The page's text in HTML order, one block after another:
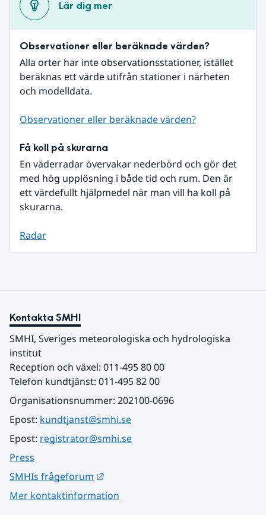
Lär dig mer
Observationer eller beräknade värden?
Alla orter har inte observationsstationer, istället
beräknas ett värde utifrån stationer i närheten
och modelldata.
Observationer eller beräknade värden?
Få koll på skurarna
En väderradar övervakar nederbörd och gör det
med hög upplösning i både tid och rum. Den är
ett värdefullt hjälpmedel när man vill ha koll på
skurarna.
Radar
Kontakta SMHI
SMHI, Sveriges meteorologiska och hydrologiska
institut
Reception och växel: 011-495 80 00
Telefon kundtjänst: 011-495 82 00
Organisationsnummer: 202100-0696
Epost: kundtjanst@smhi.se
Epost: registrator@smhi.se
Press
SMHIs frågeforum
Mer kontaktinformation